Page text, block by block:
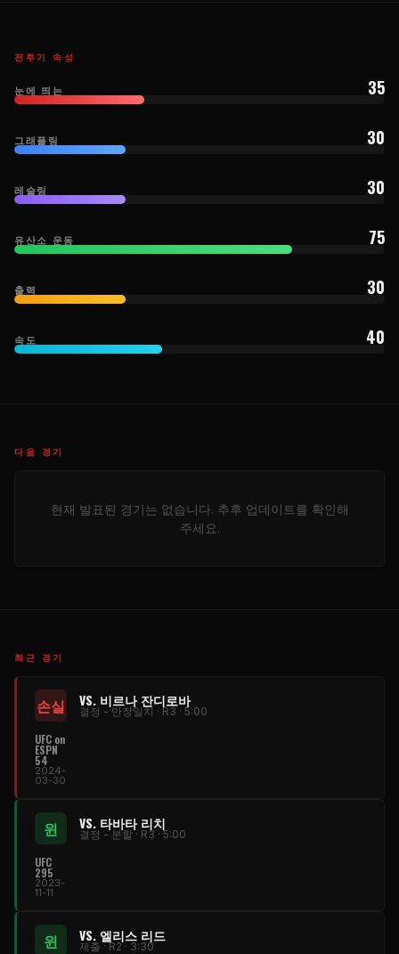
전투기 속성
눈에 띄는 35
그래플링 30
레슬링 30
유산소 운동 75
출력 30
속도 40
다음 경기
현재 발표된 경기는 없습니다. 추후 업데이트를 확인해
주세요.
최근 경기
손실 VS. 비르나 잔디로바
결정 - 만장일치 · R3 · 5:00
UFC on
ESPN
54
2024-
03-30
윈 VS. 타바타 리치
결정 - 분할 · R3 · 5:00
UFC
295
2023-
11-11
윈 VS. 엘리스 리드
제출 · R2 · 3:30